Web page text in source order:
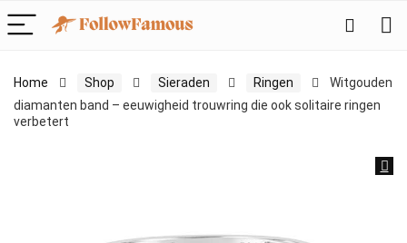
Home Shop Sieraden Ringen
Witgouden
diamanten band – eeuwigheid trouwring die ook solitaire ringen
verbetert